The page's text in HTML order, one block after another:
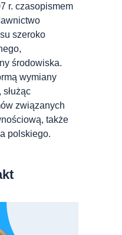
r. czasopismem
szeroko
środowiska.
wymiany
związanych
także
polskiego.